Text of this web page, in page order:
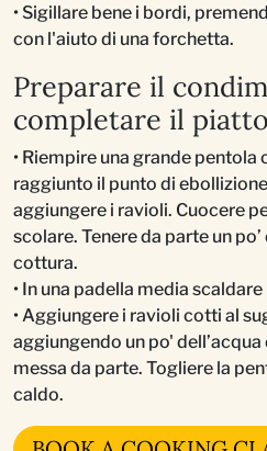
• Sigillare bene i bordi,
con l'aiuto di una forchetta.
Preparare il
completare il piatto
• Riempire una grande pentola
raggiunto il punto di
aggiungere i ravioli. Cuocere
scolare. Tenere da parte un
cottura.
• In una padella media
• Aggiungere i ravioli cotti al
aggiungendo un po'
messa da parte. Togliere la
caldo.